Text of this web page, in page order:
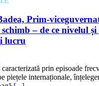
Prim-
– de ce nivelul
lucru
piețele internaționale,
[...]